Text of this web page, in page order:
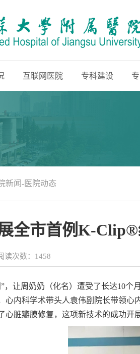
互联网医院 专科建设
新闻-医院动态
全市首例K-
读次数： 1458
，让周奶奶（化名）遭受了长达10个
心内科学术带头人袁伟副院长带领
心脏瓣膜修复，这项新技术的成功开